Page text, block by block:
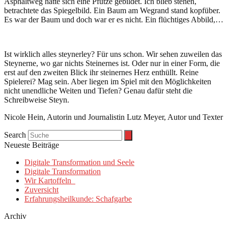
betrachtete das Spiegelbild. Ein Baum am Wegrand stand kopfüber.
Es war der Baum und doch war er es nicht. Ein flüchtiges Abbild,…
Ist wirklich alles steynerley? Für uns schon. Wir sehen zuweilen das
Steynerne, wo gar nichts Steinernes ist. Oder nur in einer Form, die
erst auf den zweiten Blick ihr steinernes Herz enthüllt. Reine
Spielerei? Mag sein. Aber liegen im Spiel mit den Möglichkeiten
nicht unendliche Weiten und Tiefen? Genau dafür steht die
Schreibweise Steyn.
Nicole Hein, Autorin und Journalistin Lutz Meyer, Autor und Texter
Search
Neueste Beiträge
Digitale Transformation und Seele
Digitale Transformation
Wir Kartoffeln
Zuversicht
Erfahrungsheilkunde: Schafgarbe
Archiv